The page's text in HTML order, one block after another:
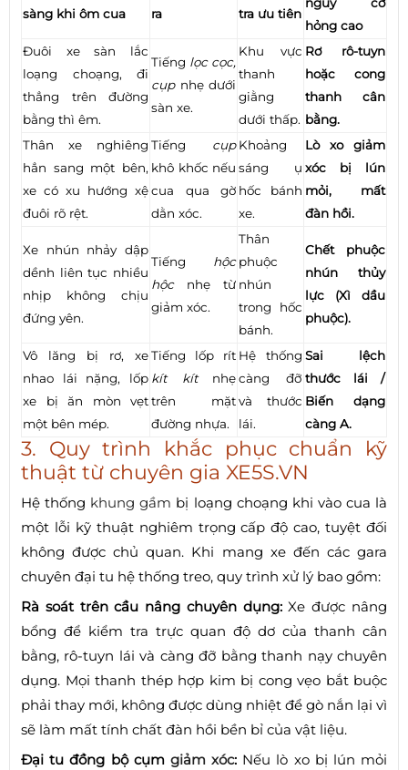
sàng khi ôm cua
ra
tra ưu tiên
nguy cơ
hỏng cao
Đuôi xe sàn lắc
loạng choạng, đi
thẳng trên đường
bằng thì êm.
Tiếng lọc cọc,
cụpnhẹ dưới
sàn xe.
Khu vực
thanh
giằng
dưới thấp.
Rơ rô-tuyn
hoặc cong
thanh cân
bằng.
Thân xe nghiêng
hẳn sang một bên,
xe có xu hướng xệ
đuôi rõ rệt.
Tiếng cụp
khô khốc nếu
cua qua gờ
dằn xóc.
Khoảng
sáng ụ
hốc bánh
xe.
Lò xo giảm
xóc bị lún
mỏi, mất
đàn hồi.
Xe nhún nhảy dập
dềnh liên tục nhiều
nhịp không chịu
đứng yên.
Tiếng hộc
hộcnhẹ từ
giảm xóc.
Thân
phuộc
nhún
trong hốc
bánh.
Chết phuộc
nhún thủy
lực (Xì dầu
phuộc).
Vô lăng bị rơ, xe
nhao lái nặng, lốp
xe bị ăn mòn vẹt
một bên mép.
Tiếng lốp rít
kít kítnhẹ
trên mặt
đường nhựa.
Hệ thống
càng đỡ
và thước
lái.
Sai lệch
thước lái /
Biến dạng
càng A.
3. Quy trình khắc phục chuẩn kỹ
thuật từ chuyên gia XE5S.VN
Hệ thống khung gầm bị loạng choạng khi vào cua là
một lỗi kỹ thuật nghiêm trọng cấp độ cao, tuyệt đối
không được chủ quan. Khi mang xe đến các gara
chuyên đại tu hệ thống treo, quy trình xử lý bao gồm:
Rà soát trên cầu nâng chuyên dụng:Xe được nâng
bổng để kiểm tra trực quan độ dơ của thanh cân
bằng, rô-tuyn lái và càng đỡ bằng thanh nạy chuyên
dụng. Mọi thanh thép hợp kim bị cong vẹo bắt buộc
phải thay mới, không được dùng nhiệt để gò nắn lại vì
sẽ làm mất tính chất đàn hồi bền bỉ của vật liệu.
Đại tu đồng bộ cụm giảm xóc: Nếu lò xo bị lún mỏi